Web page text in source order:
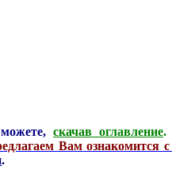
скачав оглавление
Вам ознакомится
.